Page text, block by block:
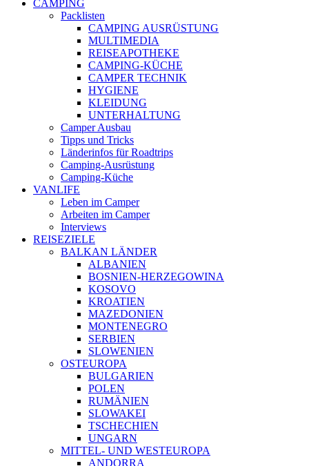
CAMPING
Packlisten
CAMPING AUSRÜSTUNG
MULTIMEDIA
REISEAPOTHEKE
CAMPING-KÜCHE
CAMPER TECHNIK
HYGIENE
KLEIDUNG
UNTERHALTUNG
Camper Ausbau
Tipps und Tricks
Länderinfos für Roadtrips
Camping-Ausrüstung
Camping-Küche
VANLIFE
Leben im Camper
Arbeiten im Camper
Interviews
REISEZIELE
BALKAN LÄNDER
ALBANIEN
BOSNIEN-HERZEGOWINA
KOSOVO
KROATIEN
MAZEDONIEN
MONTENEGRO
SERBIEN
SLOWENIEN
OSTEUROPA
BULGARIEN
POLEN
RUMÄNIEN
SLOWAKEI
TSCHECHIEN
UNGARN
MITTEL- UND WESTEUROPA
ANDORRA